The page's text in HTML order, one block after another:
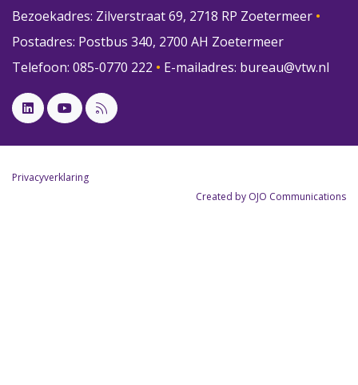
Bezoekadres: Zilverstraat 69, 2718 RP Zoetermeer •
Postadres: Postbus 340, 2700 AH Zoetermeer
Telefoon: 085-0770 222 • E-mailadres: bureau@vtw.nl
Privacyverklaring
Created by OJO Communications